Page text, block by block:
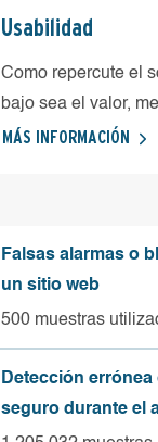
Usabilidad
Como repercute el
bajo sea el valor,
MÁS INFORMACIÓN
Falsas alarmas o
un sitio web
500 muestras
Detección
seguro durante el